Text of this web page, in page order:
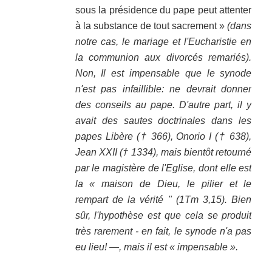
sous la présidence du pape peut attenter
à la substance de tout sacrement »(dans
notre cas, le mariage et l'Eucharistie en
la communion aux divorcés remariés).
Non, Il est impensable que le synode
n'est pas infaillible: ne devrait donner
des conseils au pape. D'autre part, il y
avait des sautes doctrinales dans les
papes Libère († 366), Onorio I († 638),
Jean XXII († 1334), mais bientôt retourné
par le magistère de l'Eglise, dont elle est
la « maison de Dieu, le pilier et le
rempart de la vérité " (1Tm 3,15). Bien
sûr, l'hypothèse est que cela se produit
très rarement - en fait, le synode n'a pas
eu lieu! ―, mais il est « impensable ».